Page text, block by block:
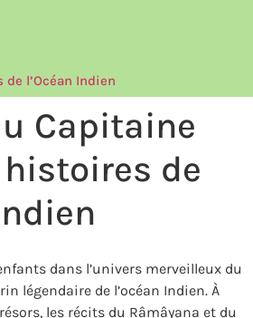
l’Océan Indien
Capitaine
de
dans l’univers merveilleux du
légendaire de l’océan Indien. À
les récits du Râmâyana et du